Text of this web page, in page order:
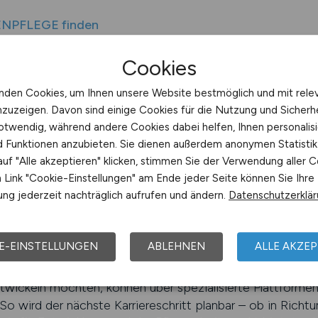
finden
nutzen
Ansprüche an ihre berufliche Entwicklung. Sie
ermöglichen und Perspektiven bieten. Eine
KRANKENPFLEGE.JOBS können Pflegekräfte mit
ihren Qualifikationen entsprechen – sei es im Bereich
effizient, gezielt und transparent.
setzen, wissen um den Wert von Erfahrung.
und Einflussmöglichkeiten. Viele
und jüngeren Mitarbeitenden, um langfristig stabile
für Zufriedenheit und Motivation.
möchten, können über spezialisierte
wird der nächste Karriereschritt planbar – ob in
Cookies
Cookies, um Ihnen unsere Website bestmöglich und mit
Davon sind einige Cookies für die Nutzung und
während andere Cookies dabei helfen, Ihnen
Funktionen anzubieten. Sie dienen außerdem anonymen
"Alle akzeptieren" klicken, stimmen Sie der Verwendung aller
"Cookie-Einstellungen" am Ende jeder Seite können Sie Ihre
jederzeit nachträglich aufrufen und ändern.
EINSTELLUNGEN ABLEHNEN ALLE